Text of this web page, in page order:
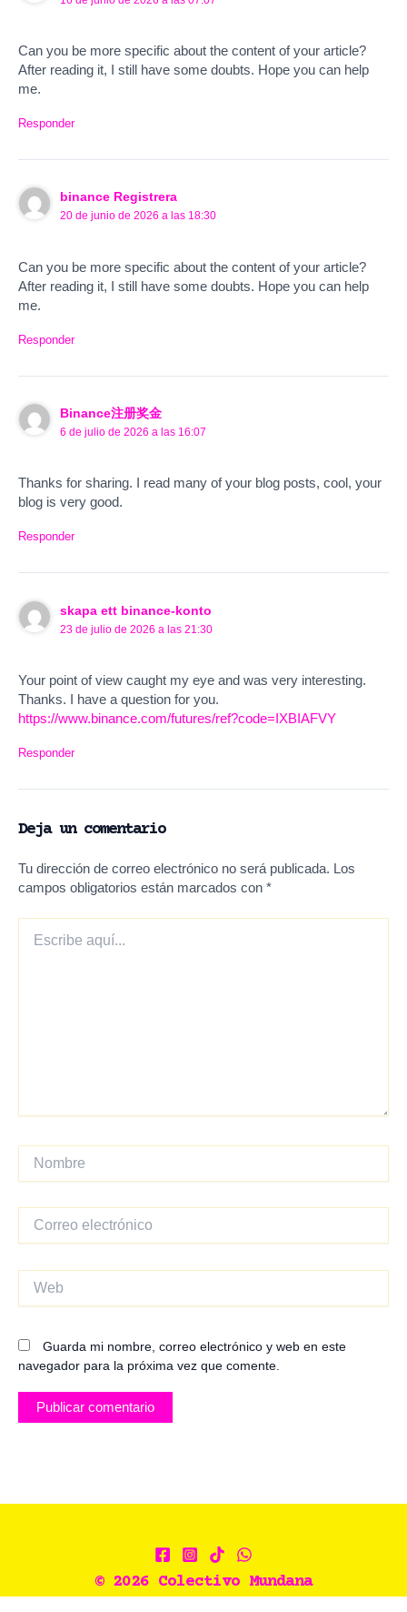
Can you be more specific about the content of your article?
After reading it, I still have some doubts. Hope you can help
me.
Responder
binance Registrera
20 de junio de 2026 a las 18:30
Can you be more specific about the content of your article?
After reading it, I still have some doubts. Hope you can help
me.
Responder
Binance注册奖金
6 de julio de 2026 a las 16:07
Thanks for sharing. I read many of your blog posts, cool, your
blog is very good.
Responder
skapa ett binance-konto
23 de julio de 2026 a las 21:30
Your point of view caught my eye and was very interesting.
Thanks. I have a question for you.
https://www.binance.com/futures/ref?code=IXBIAFVY
Responder
Deja un comentario
Tu dirección de correo electrónico no será publicada. Los
campos obligatorios están marcados con *
aquí...
Correo
electrónico
Guarda mi nombre, correo electrónico y web en este
navegador para la próxima vez que comente.
© 2026 Colectivo Mundana